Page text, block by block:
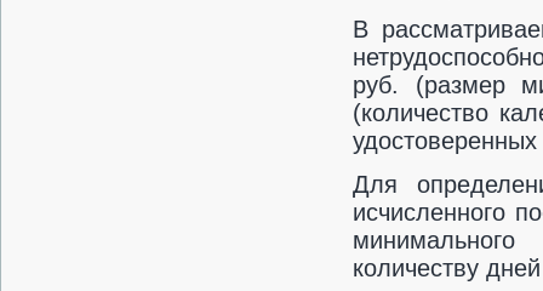
В
руб. (размер
(количество
Для
исчисленного
минимального
количеству